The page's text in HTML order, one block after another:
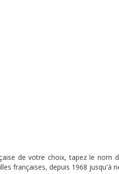
de votre choix, tapez le
françaises, depuis 1968 jusqu'à